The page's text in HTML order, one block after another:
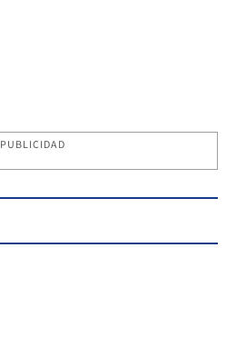
PUBLICIDAD